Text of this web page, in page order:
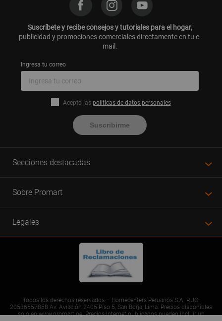
Suscríbete y recibe consejos y tutoriales para el hogar,
publicidad y promociones comerciales directamente en tu e-
mail.
Ingresa tu correo
Acepto las políticas de datos personales
Suscribirme
Secciones destacadas
Sobre Promart
Legales
Todos los derechos reservados – Homecenters Peruanos S.A. RUC:
20536557858 Av. Aviación 2405 Piso 5, San Borja, Lima. Precios disponibles
solo en www.promart.pe. Precios Internet publicados pueden incluir un